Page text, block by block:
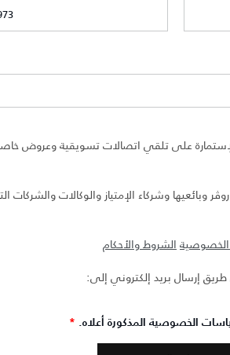
على تلقي اتصالات تسويقية وعروض خاصة
وشركاء الإمتياز والوكالات والشركات
الشروط والأحكام
إرسال بريد إلكتروني إلى:
الخصوصية المذكورة أعلاه. *